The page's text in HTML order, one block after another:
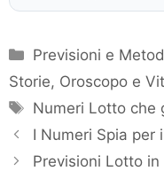
Categorie
Previsioni e
Storie, Oroscopo e
Tag
Numeri Lotto che
I Numeri Spia
Previsioni Lotto